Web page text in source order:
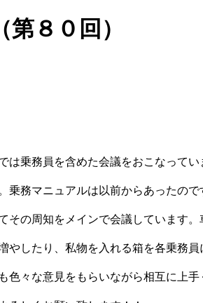
８０回）
は乗務員を含めた会議をおこなって
乗務マニュアルは以前からあったの
その周知をメインで会議しています
やしたり、私物を入れる箱を各乗務
色々な意見をもらいながら相互に上